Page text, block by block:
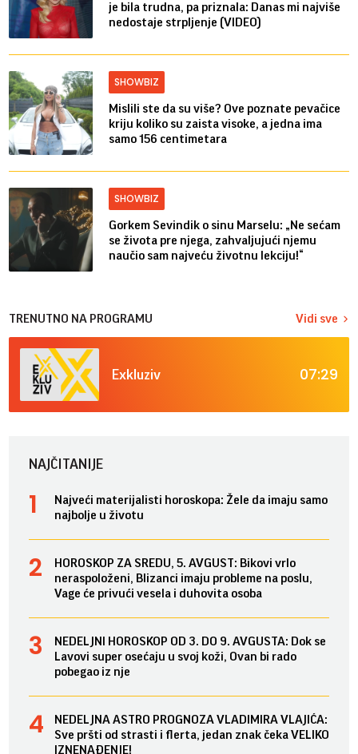
je bila trudna, pa priznala: Danas mi najviše
nedostaje strpljenje (VIDEO)
SHOWBIZ
Mislili ste da su više? Ove poznate pevačice
kriju koliko su zaista visoke, a jedna ima
samo 156 centimetara
SHOWBIZ
Gorkem Sevindik o sinu Marselu: „Ne sećam
se života pre njega, zahvaljujući njemu
naučio sam najveću životnu lekciju!“
TRENUTNO NA PROGRAMU Vidi sve
Exkluziv 07:29
NAJČITANIJE
Najveći materijalisti horoskopa: Žele da imaju samo
najbolje u životu
HOROSKOP ZA SREDU, 5. AVGUST: Bikovi vrlo
neraspoloženi, Blizanci imaju probleme na poslu,
Vage će privući vesela i duhovita osoba
NEDELJNI HOROSKOP OD 3. DO 9. AVGUSTA: Dok se
Lavovi super osećaju u svoj koži, Ovan bi rado
pobegao iz nje
NEDELJNA ASTRO PROGNOZA VLADIMIRA VLAJIĆA:
Sve pršti od strasti i flerta, jedan znak čeka VELIKO
IZNENAĐENJE!